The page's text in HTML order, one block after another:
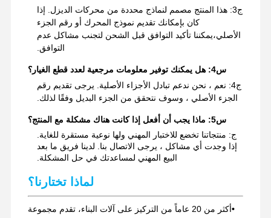
ج3: هذا المنتج مصمم لنماذج محددة من محركات الديزل. إذا
كان بإمكانك تقديم نموذج المحرك أو رقم الجزء
الأصلي،يمكننا تأكيد التوافق قبل الشحن لتجنب مشاكل عدم
التوافق.
س4: هل يمكنك توفير معلومات مرجعية لعدد قطع الغيار؟
ج4: نعم ، نحن ندعم تبادل الأجزاء الأصلية. يرجى تقديم رقم
الجزء الأصلي ، وسوف نتحقق من الجزء البديل وفقًا لذلك.
س5: ماذا يجب أن أفعل إذا كانت هناك مشكلة مع المنتج؟
ج: منتجاتنا تخضع للاختبار المهني ولها نوعية مستقرة للغاية.
إذا وجدت أي مشاكل ، يرجى الاتصال بنا. لدينا فريق ما بعد
البيع المهني لمساعدتك في حل المشكلة.
لماذا تختارنا؟
•
أكثر من 20 عاماً من التركيز على آلات البناء، تقدم مجموعة